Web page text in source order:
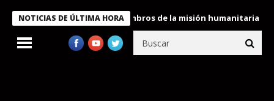
NOTICIAS DE ÚLTIMA HORA
Bukele condecora a miembros de la misión humanitaria